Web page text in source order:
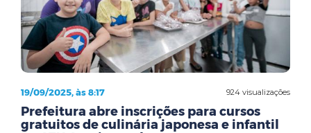
924 visualizações
19/09/2025, às 8:17
Prefeitura abre inscrições para cursos
gratuitos de culinária japonesa e infantil